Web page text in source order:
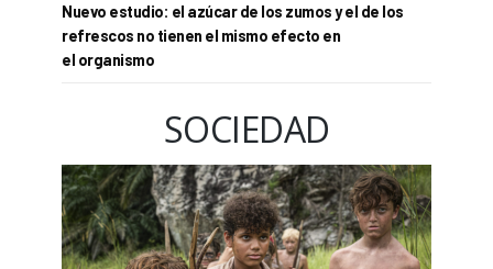
Nuevo estudio: el azúcar de los zumos y el de los
refrescos no tienen el mismo efecto en
el organismo
SOCIEDAD